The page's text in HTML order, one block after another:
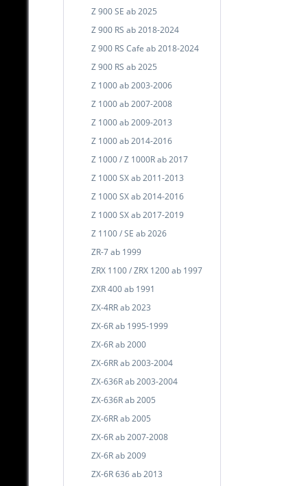
Z 900 SE ab 2025
Z 900 RS ab 2018-2024
Z 900 RS Cafe ab 2018-2024
Z 900 RS ab 2025
Z 1000 ab 2003-2006
Z 1000 ab 2007-2008
Z 1000 ab 2009-2013
Z 1000 ab 2014-2016
Z 1000 / Z 1000R ab 2017
Z 1000 SX ab 2011-2013
Z 1000 SX ab 2014-2016
Z 1000 SX ab 2017-2019
Z 1100 / SE ab 2026
ZR-7 ab 1999
ZRX 1100 / ZRX 1200 ab 1997
ZXR 400 ab 1991
ZX-4RR ab 2023
ZX-6R ab 1995-1999
ZX-6R ab 2000
ZX-6RR ab 2003-2004
ZX-636R ab 2003-2004
ZX-636R ab 2005
ZX-6RR ab 2005
ZX-6R ab 2007-2008
ZX-6R ab 2009
ZX-6R 636 ab 2013